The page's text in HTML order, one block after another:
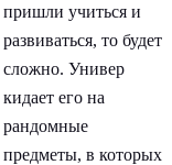
пришли учиться и
развиваться, то будет
сложно. Универ
кидает его на
рандомные
предметы, в которых